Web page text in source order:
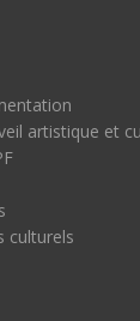
artistique et
culturels